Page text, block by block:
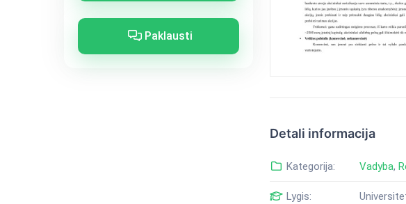
Paklausti
Detali informacija
Kategorija: Vadyba,
Lygis: